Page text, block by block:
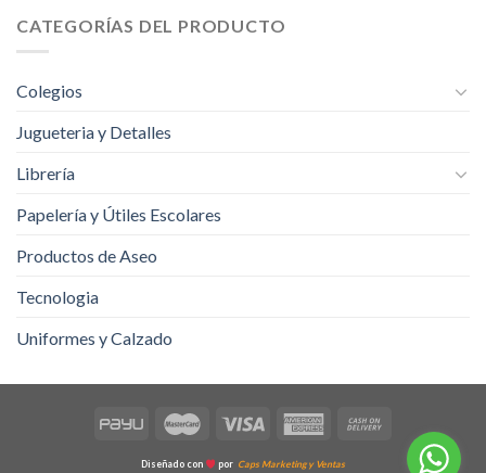
CATEGORÍAS DEL PRODUCTO
Colegios
Jugueteria y Detalles
Librería
Papelería y Útiles Escolares
Productos de Aseo
Tecnologia
Uniformes y Calzado
Diseñado con por Caps Marketing y Ventas